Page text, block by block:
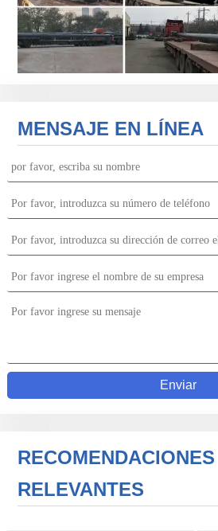
MENSAJE EN LÍNEA
Enviar
RECOMENDACIONES
RELEVANTES